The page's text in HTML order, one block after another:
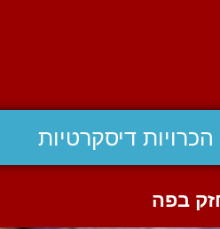
הכרויות דיסקרטיות
בפה